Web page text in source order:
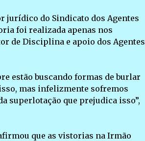
jurídico do Sindicato dos Agentes
foi realizada apenas nos
de Disciplina e apoio dos Agentes
estão buscando formas de burlar
mas infelizmente sofremos
superlotação que prejudica isso”,
que as vistorias na Irmão